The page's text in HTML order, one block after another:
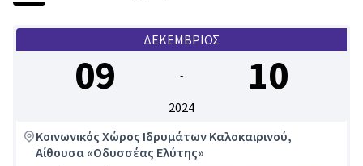
ΔΕΚΈΜΒΡΙΟΣ
09 - 10
2024
Κοινωνικός Χώρος Ιδρυμάτων Καλοκαιρινού,
Αίθουσα «Οδυσσέας Ελύτης»